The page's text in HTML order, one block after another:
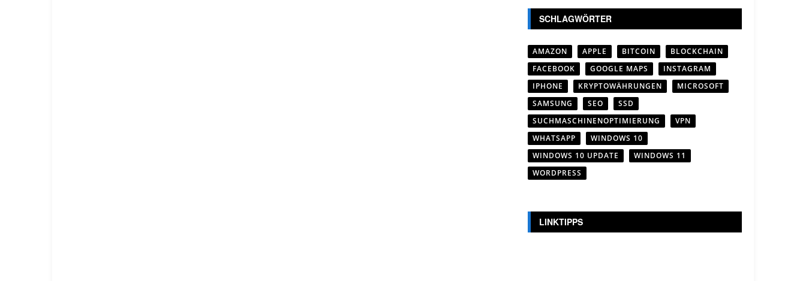
SCHLAGWÖRTER
AMAZON APPLE BITCOIN
BLOCKCHAIN
FACEBOOK
GOOGLE MAPS
INSTAGRAM
IPHONE
KRYPTOWÄHRUNGEN
MICROSOFT
SAMSUNG
SEO
SSD
SUCHMASCHINENOPTIMIERUNG
VPN
WHATSAPP
WINDOWS 10
WINDOWS 10 UPDATE
WINDOWS 11
WORDPRESS
LINKTIPPS